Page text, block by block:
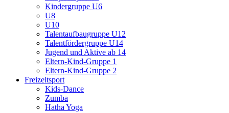
Kindergruppe U6
U8
U10
Talentaufbaugruppe U12
Talentfördergruppe U14
Jugend und Aktive ab 14
Eltern-Kind-Gruppe 1
Eltern-Kind-Gruppe 2
Freizeitsport
Kids-Dance
Zumba
Hatha Yoga